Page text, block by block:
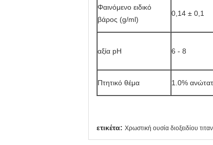
Φαινόμενο ειδικό
βάρος (g/ml)
0,14 ± 0,1
αξία pH 6 - 8
Πτητικό θέμα 1.0%
ετικέτα: Χρωστική ουσία διοξειδίου